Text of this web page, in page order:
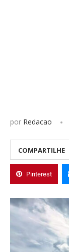
por Redacao
COMPARTILHE
Pinterest